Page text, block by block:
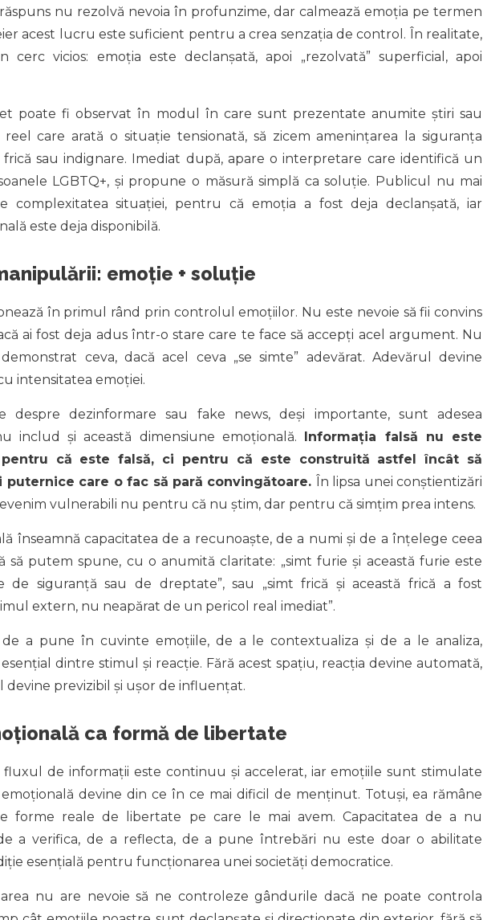
nu rezolvă nevoia în profunzime, dar calmează emoția pe termen
acest lucru este suficient pentru a crea senzația de control. În realitate,
cerc vicios: emoția este declanșată, apoi „rezolvată” superficial, apoi
poate fi observat în modul în care sunt prezentate anumite știri sau
reel care arată o situație tensionată, să zicem amenințarea la siguranța
frică sau indignare. Imediat după, apare o interpretare care identifică un
LGBTQ+, și propune o măsură simplă ca soluție. Publicul nu mai
complexitatea situației, pentru că emoția a fost deja declanșată, iar
este deja disponibilă.
emoție + soluție
în primul rând prin controlul emoțiilor. Nu este nevoie să fii convins
ai fost deja adus într-o stare care te face să accepți acel argument. Nu
ceva, dacă acel ceva „se simte” adevărat. Adevărul devine
intensitatea emoției.
despre dezinformare sau fake news, deși importante, sunt adesea
includ și această dimensiune emoțională. Informația falsă nu este
pentru că este falsă, ci pentru că este construită astfel încât să
puternice care o fac să pară convingătoare. În lipsa unei conștientizări
vulnerabili nu pentru că nu știm, dar pentru că simțim prea intens.
înseamnă capacitatea de a recunoaște, de a numi și de a înțelege ceea
să putem spune, cu o anumită claritate: „simt furie și această furie este
de siguranță sau de dreptate”, sau „simt frică și această frică a fost
extern, nu neapărat de un pericol real imediat”.
de a pune în cuvinte emoțiile, de a le contextualiza și de a le analiza,
dintre stimul și reacție. Fără acest spațiu, reacția devine automată,
previzibil și ușor de influențat.
ca formă de libertate
de informații este continuu și accelerat, iar emoțiile sunt stimulate
devine din ce în ce mai dificil de menținut. Totuși, ea rămâne
forme reale de libertate pe care le mai avem. Capacitatea de a nu
a verifica, de a reflecta, de a pune întrebări nu este doar o abilitate
esențială pentru funcționarea unei societăți democratice.
nu are nevoie să ne controleze gândurile dacă ne poate controla